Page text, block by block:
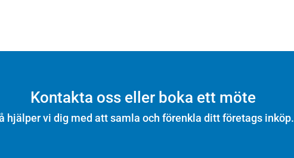
Kontakta oss eller boka ett möte
hjälper vi dig med att samla och förenkla ditt företags inköp.